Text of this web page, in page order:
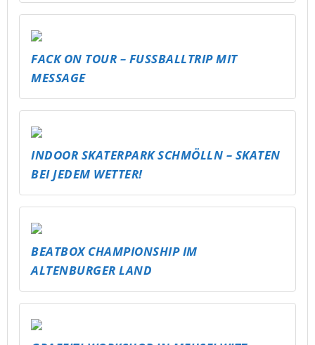
FACK ON TOUR – FUSSBALLTRIP MIT M
ESSAGE
INDOOR SKATERPARK SCHMÖLLN – SKATEN
BEI JEDEM WETTER!
BEATBOX CHAMPIONSHIP IM
ALTENBURGER LAND